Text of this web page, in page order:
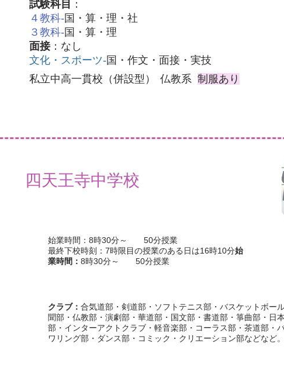
試験科目
：
４教科‐国・算・理・社
３教科‐国・算・理
面接：なし
文化・スポーツ‐国・作文・面接・実技
私立中高一貫校（併設型）
仏教系 制服あり
四天王寺中学校
始業時間：8時30分～ 50分授業
最終下校時刻：7時限目の授業のある日は16時10分始
業時間： 8時30分～ 50分授業
クラブ： 合気道部・剣道部・ソフトテニス部・バスケットボー
聞部・仏教部・演劇部・華道部・国文部・書道部・箏曲部・日
部・インターアクトクラブ・軽音楽部・コーラス部・茶道部・
ワリング部・ダンス部・コミック・クリエーション部などなど。